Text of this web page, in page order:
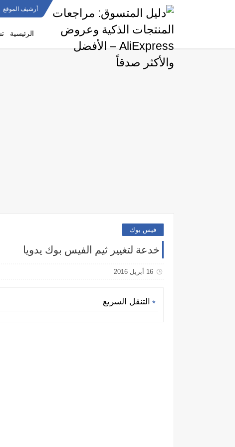
أرشيف الموقع
الرئيسية
فيس بوك
خدعة لتغيير ثيم الفيس بوك يدويا
16 أبريل 2016
التنقل السريع